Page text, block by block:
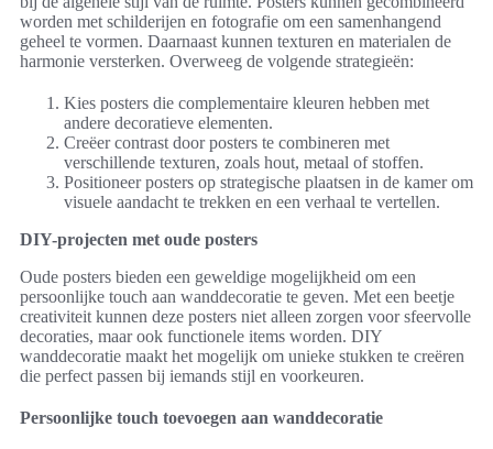
worden met schilderijen en fotografie om een samenhangend
geheel te vormen. Daarnaast kunnen texturen en materialen de
harmonie versterken. Overweeg de volgende strategieën:
Kies posters die complementaire kleuren hebben met
andere decoratieve elementen.
Creëer contrast door posters te combineren met
verschillende texturen, zoals hout, metaal of stoffen.
Positioneer posters op strategische plaatsen in de kamer om
visuele aandacht te trekken en een verhaal te vertellen.
DIY-projecten met oude posters
Oude posters bieden een geweldige mogelijkheid om een
persoonlijke touch aan wanddecoratie te geven. Met een beetje
creativiteit kunnen deze posters niet alleen zorgen voor sfeervolle
decoraties, maar ook functionele items worden. DIY
wanddecoratie maakt het mogelijk om unieke stukken te creëren
die perfect passen bij iemands stijl en voorkeuren.
Persoonlijke touch toevoegen aan wanddecoratie